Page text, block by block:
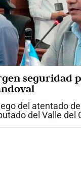
seguridad
del atentado
del Valle del
la antigua vía